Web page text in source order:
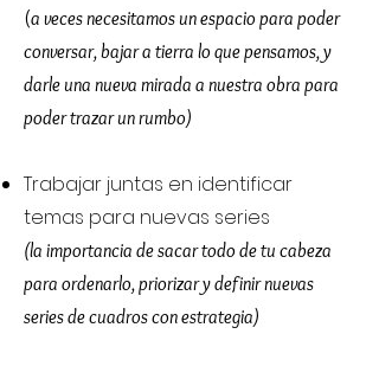
(a veces necesitamos un espacio para poder
conversar, bajar a tierra lo que pensamos, y
darle una nueva mirada a nuestra obra para
poder trazar un rumbo)
Trabajar juntas en identificar
temas para nuevas series
(la importancia de sacar todo de tu cabeza
para ordenarlo, priorizar y definir nuevas
series de cuadros con estrategia)